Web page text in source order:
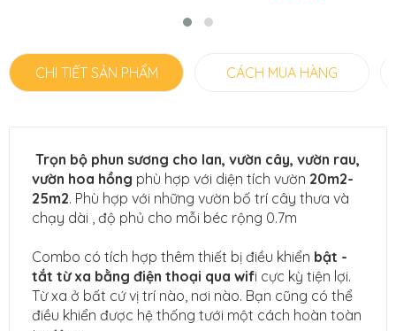
CHI TIẾT SẢN PHẨM CÁCH MUA HÀNG
Trọn bộ phun sương cho lan, vườn cây, vườn rau,
vườn hoa hồng phù hợp với diện tích vườn 20m2-
25m2. Phù hợp với những vườn bố trí cây thưa và
chạy dài , độ phủ cho mỗi béc rộng 0.7m
Combo có tích hợp thêm thiết bị điều khiển bật -
tắt từ xa bằng điện thoại qua wifi cực kỳ tiện lợi.
Từ xa ở bất cứ vị trí nào, nơi nào. Bạn cũng có thể
điều khiển được hệ thống tưới một cách hoàn toàn